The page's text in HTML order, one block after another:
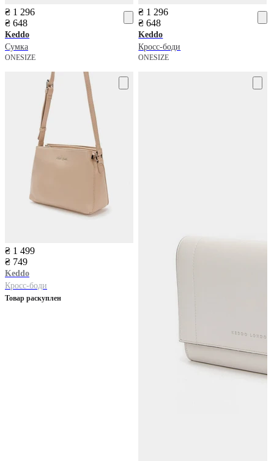
₴ 1 296
₴ 648
Keddo
Сумка
ONESIZE
₴ 1 296
₴ 648
Keddo
Кросс-боди
ONESIZE
₴ 1 499
₴ 749
Keddo
Кросс-боди
Товар раскуплен